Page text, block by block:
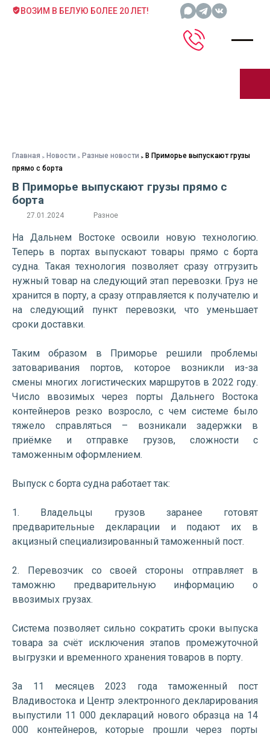
ВОЗИМ В БЕЛУЮ БОЛЕЕ 20 ЛЕТ!
Главная Новости Разные новости
В Приморье выпускают грузы
прямо с борта
В Приморье выпускают грузы прямо с
борта
27.01.2024 Разное
На Дальнем Востоке освоили новую технологию.
Теперь в портах выпускают товары прямо с борта
судна. Такая технология позволяет сразу отгрузить
нужный товар на следующий этап перевозки. Груз не
хранится в порту, а сразу отправляется к получателю и
на следующий пункт перевозки, что уменьшает
сроки доставки.
Таким образом в Приморье решили проблемы
затоваривания портов, которое возникли из-за
смены многих логистических маршрутов в 2022 году.
Число ввозимых через порты Дальнего Востока
контейнеров резко возросло, с чем системе было
тяжело справляться – возникали задержки в
приёмке и отправке грузов, сложности с
таможенным оформлением.
Выпуск с борта судна работает так:
1. Владельцы грузов заранее готовят
предварительные декларации и подают их в
акцизный специализированный таможенный пост.
2. Перевозчик со своей стороны отправляет в
таможню предварительную информацию о
ввозимых грузах.
Система позволяет сильно сократить сроки выпуска
товара за счёт исключения этапов промежуточной
выгрузки и временного хранения товаров в порту.
За 11 месяцев 2023 года таможенный пост
Владивостока и Центр электронного декларирования
выпустили 11 000 деклараций нового образца на 14
000 контейнеров, которые прошли через порты